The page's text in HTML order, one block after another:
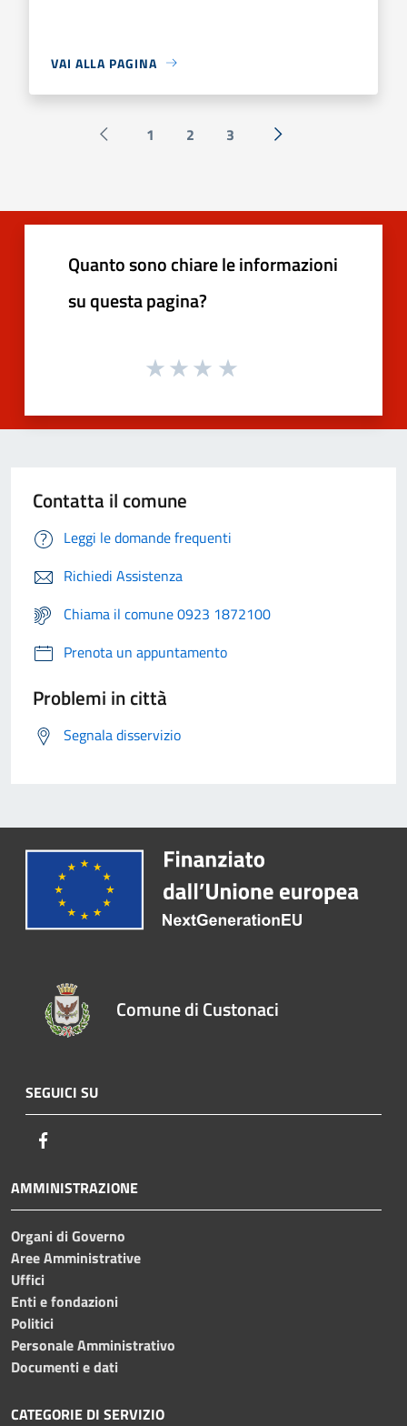
VAI ALLA PAGINA
Pagina precedente
1 2 3 Successiva »
Quanto sono chiare le informazioni
su questa pagina?
Contatta il comune
Leggi le domande frequenti
Richiedi Assistenza
Chiama il comune 0923 1872100
Prenota un appuntamento
Problemi in città
Segnala disservizio
Comune di Custonaci
SEGUICI SU
AMMINISTRAZIONE
Organi di Governo
Aree Amministrative
Uffici
Enti e fondazioni
Politici
Personale Amministrativo
Documenti e dati
CATEGORIE DI SERVIZIO